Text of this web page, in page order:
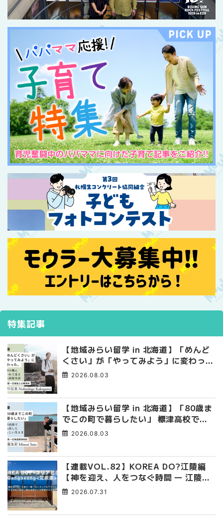
特集記事
【地域みらい留学 in 北海道】「めんど
くさい」が「やってみよう」に変わっ
た。 十勝の風に吹かれて走る、僕の泥
2026.08.03
【地域みらい留学 in 北海道】「80歳ま
でこの町で暮らしたい」 標津高校で踏
み出した、私らしい生き方
2026.08.03
【連載VOL.82】KOREA DO?江陵編
【神を迎え、人をつなぐ時間 ― 江陵端
午祭 】
2026.07.31